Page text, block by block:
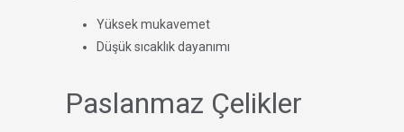
Yüksek mukavemet
Düşük sıcaklık dayanımı
Paslanmaz Çelikler